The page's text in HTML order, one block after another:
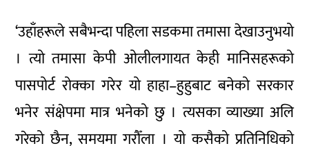
‘उहाँहरूले सबैभन्दा पहिला सडकमा तमासा देखाउनुभयो
। त्यो तमासा केपी ओलीलगायत केही मानिसहरूको
पासपोर्ट रोक्का गरेर यो हाहा–हुहुबाट बनेको सरकार
भनेर संक्षेपमा मात्र भनेको छु । त्यसका व्याख्या अलि
गरेको छैन, समयमा गरौँला । यो कसैको प्रतिनिधिको